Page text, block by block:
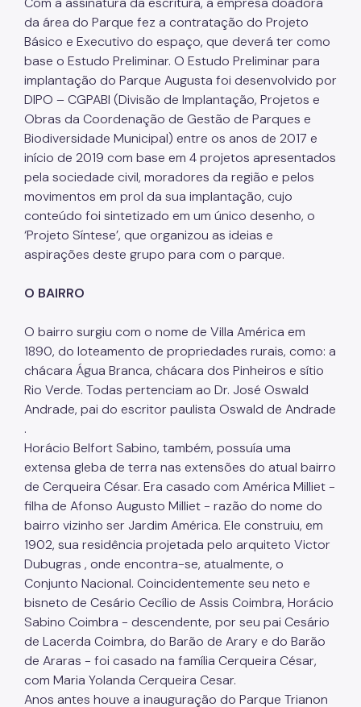
Planos
Arborização Urbana
Áreas Protegidas, Áreas Verdes e Espaços Livres
Plano de Ação Climática
Serviços Ambientais
Educação Ambiental
Programas
Legislação
Biblioteca
Ouvidoria Geral
da área do Parque fez a contratação do Projeto
Básico e Executivo do espaço, que deverá ter como
base o Estudo Preliminar. O Estudo Preliminar para
implantação do Parque Augusta foi desenvolvido por
DIPO – CGPABI (Divisão de Implantação, Projetos e
Obras da Coordenação de Gestão de Parques e
Biodiversidade Municipal) entre os anos de 2017 e
início de 2019 com base em 4 projetos apresentados
pela sociedade civil, moradores da região e pelos
movimentos em prol da sua implantação, cujo
conteúdo foi sintetizado em um único desenho, o
‘Projeto Síntese’, que organizou as ideias e
aspirações deste grupo para com o parque.
O BAIRRO
O bairro surgiu com o nome de Villa América em
1890, do loteamento de propriedades rurais, como: a
chácara Água Branca, chácara dos Pinheiros e sítio
Rio Verde. Todas pertenciam ao Dr. José Oswald
Andrade, pai do escritor paulista Oswald de Andrade
.
Horácio Belfort Sabino, também, possuía uma
extensa gleba de terra nas extensões do atual bairro
de Cerqueira César. Era casado com América Milliet -
filha de Afonso Augusto Milliet - razão do nome do
bairro vizinho ser Jardim América. Ele construiu, em
1902, sua residência projetada pelo arquiteto Victor
Dubugras , onde encontra-se, atualmente, o
Conjunto Nacional. Coincidentemente seu neto e
bisneto de Cesário Cecílio de Assis Coimbra, Horácio
Sabino Coimbra - descendente, por seu pai Cesário
de Lacerda Coimbra, do Barão de Arary e do Barão
de Araras - foi casado na família Cerqueira César,
com Maria Yolanda Cerqueira Cesar.
Anos antes houve a inauguração do Parque Trianon